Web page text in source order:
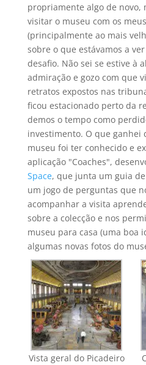
propriamente algo de novo,
visitar o museu com os
(principalmente ao mais
sobre o que estávamos a
desafio. Não sei se estive à
admiração e gozo com que
retratos expostos nas
ficou estacionado perto da
demos o tempo como
investimento. O que ganhei
museu foi ter conhecido e
aplicação "Coaches",
Space, que junta um guia
um jogo de perguntas que
acompanhar a visita
sobre a colecção e nos
museu para casa (uma boa
algumas novas fotos do
Vista geral do Picadeiro